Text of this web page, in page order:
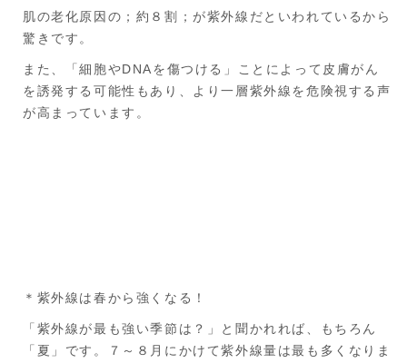
肌の老化原因の；約８割；が紫外線だといわれているから
驚きです。
また、「細胞やDNAを傷つける」ことによって皮膚がん
を誘発する可能性もあり、より一層紫外線を危険視する声
が高まっています。
＊紫外線は春から強くなる！
「紫外線が最も強い季節は？」と聞かれれば、もちろん
「夏」です。７～８月にかけて紫外線量は最も多くなりま